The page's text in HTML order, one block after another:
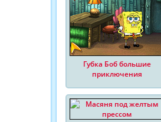
Губка Боб большие
приключения